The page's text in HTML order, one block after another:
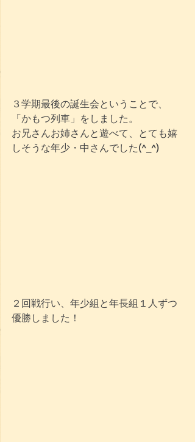
３学期最後の誕生会ということで、
「かもつ列車」をしました。
お兄さんお姉さんと遊べて、とても嬉
しそうな年少・中さんでした(^_^)
２回戦行い、年少組と年長組１人ずつ
優勝しました！